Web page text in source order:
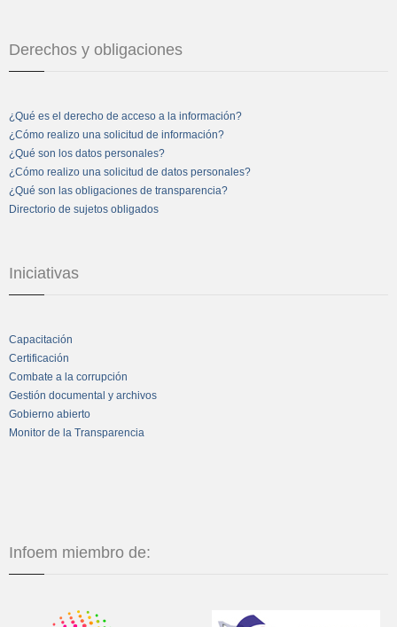
Derechos y obligaciones
¿Qué es el derecho de acceso a la información?
¿Cómo realizo una solicitud de información?
¿Qué son los datos personales?
¿Cómo realizo una solicitud de datos personales?
¿Qué son las obligaciones de transparencia?
Directorio de sujetos obligados
Iniciativas
Capacitación
Certificación
Combate a la corrupción
Gestión documental y archivos
Gobierno abierto
Monitor de la Transparencia
Infoem miembro de: